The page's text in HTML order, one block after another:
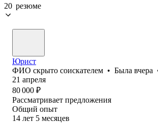
20 резюме
Юрист
ФИО скрыто соискателем • Была вчера
21 апреля
80 000 ₽
Рассматривает предложения
Общий опыт
14 лет 5 месяцев